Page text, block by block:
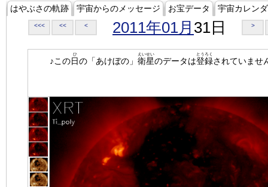
はやぶさの軌跡 宇宙からのメッセージ お宝データ 宇宙カレン
<<< << < 2011年01月 31日 >
♪この日
ひ
の「あけぼの」 衛星
えいせい
のデータは登録
とうろく
されていませ